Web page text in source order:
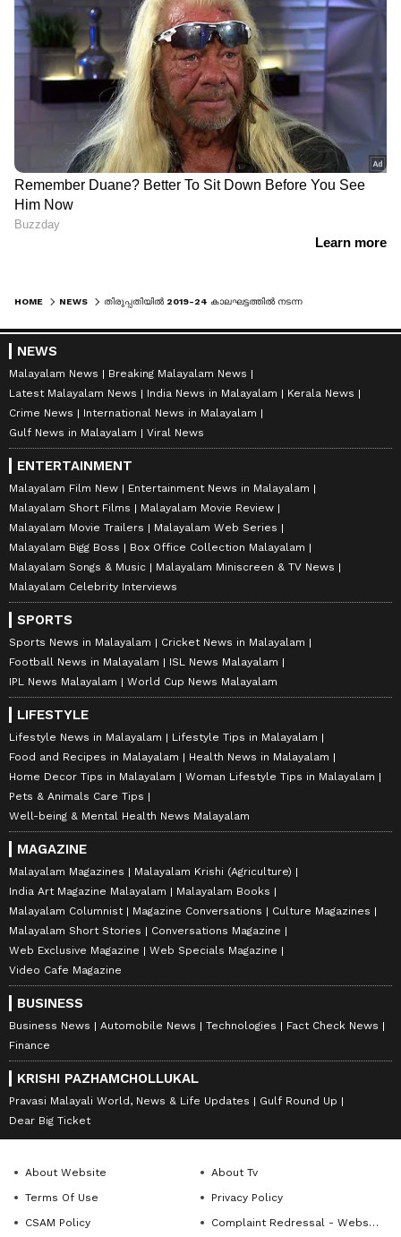
HOME NEWS
NEWS
Malayalam News
Breaking Malayalam News
Latest Malayalam News
India News in Malayalam
Kerala News
Crime News
International News in Malayalam
Gulf News in Malayalam
Viral News
ENTERTAINMENT
Malayalam Film New
Entertainment News in Malayalam
Malayalam Short Films
Malayalam Movie Review
Malayalam Movie Trailers
Malayalam Web Series
Malayalam Bigg Boss
Box Office Collection Malayalam
Malayalam Songs & Music
Malayalam Miniscreen & TV News
Malayalam Celebrity Interviews
SPORTS
Sports News in Malayalam
Cricket News in Malayalam
Football News in Malayalam
ISL News Malayalam
IPL News Malayalam
World Cup News Malayalam
LIFESTYLE
Lifestyle News in Malayalam
Lifestyle Tips in Malayalam
Food and Recipes in Malayalam
Health News in Malayalam
Home Decor Tips in Malayalam
Woman Lifestyle Tips in Malayalam
Pets & Animals Care Tips
Well-being & Mental Health News Malayalam
MAGAZINE
Malayalam Magazines
Malayalam Krishi (Agriculture)
India Art Magazine Malayalam
Malayalam Books
Malayalam Columnist
Magazine Conversations
Culture Magazines
Malayalam Short Stories
Conversations Magazine
Web Exclusive Magazine
Web Specials Magazine
Video Cafe Magazine
BUSINESS
Business News Automobile News Technologies
Fact Check News
Finance
KRISHI PAZHAMCHOLLUKAL
Pravasi Malayali World, News & Life Updates
Gulf Round Up
Dear Big Ticket
About Website
About Tv
Terms Of Use
Privacy Policy
CSAM Policy
Complaint Redressal - Website